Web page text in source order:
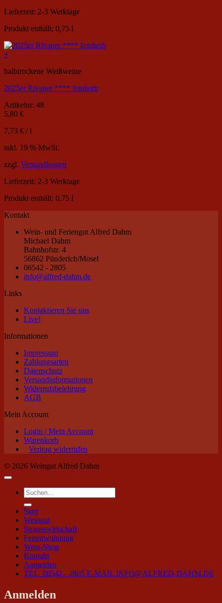
Lieferzeit: 2-3 Werktage
Produkt enthält: 0,75 l
+
halbtrockene Weißweine
2025er Rivaner **** feinherb
Artikelnr: 48
5,80 €
7,73 € /l
inkl. 19 % MwSt.
zzgl. Versandkosten
Lieferzeit: 2-3 Werktage
Produkt enthält: 0,75 l
Kontakt
Wein- und Feriengut Alfred Dahm
Michael Dahm
Bahnhofstr. 4
56862 Pünderich/Mosel
06542 - 2805
info@alfred-dahm.de
Links
Kontaktieren Sie uns
Live!
Informationen
Impressum
Zahlungsarten
Datenschutz
Versandinformationen
Widerrufsbelehrung
AGB
Mein Account
Login / Mein Account
Warenkorb
Vertrag widerrufen
© 2026 Weingut Alfred Dahm
Suchen
nach:
Start
Weingut
Strausswirtschaft
Ferienwohnung
Wein-Shop
Kontakt
Anmelden
TEL. 06542 - 2805 E-MAIL INFO@ALFRED-DAHM.DE
Anmelden